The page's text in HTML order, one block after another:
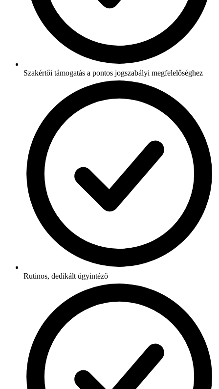
Szakértői támogatás a pontos jogszabályi megfelelőséghez
Rutinos, dedikált ügyintéző